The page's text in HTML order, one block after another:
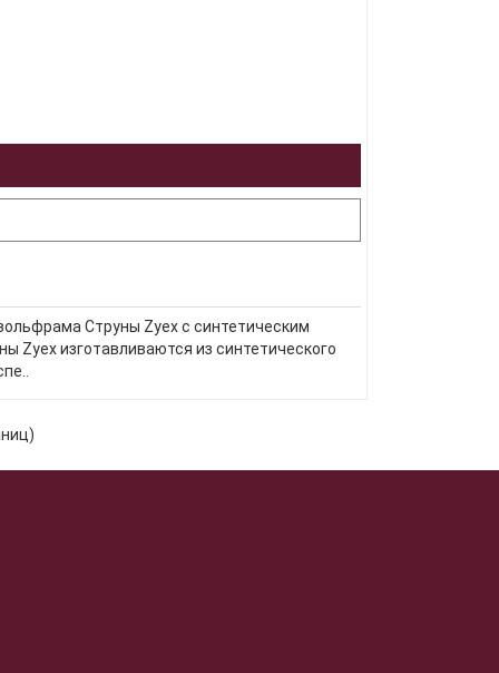
Струны Zyex с синтетическим
Zyex изготавливаются из синтетического